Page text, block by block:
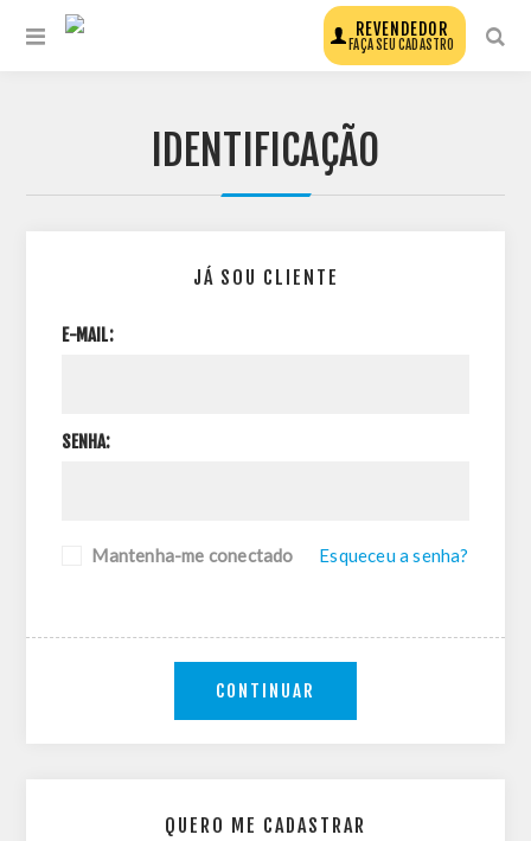
REVENDEDOR
FAÇA SEU CADASTRO
IDENTIFICAÇÃO
QUERO ME CADASTRAR
JÁ SOU CLIENTE
E-MAIL:
SENHA:
Mantenha-me conectado Esqueceu a senha?
CONTINUAR